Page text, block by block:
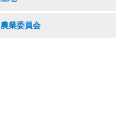
農業委員会